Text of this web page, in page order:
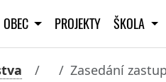
OBEC PROJEKTY ŠKOLA
Zasedání